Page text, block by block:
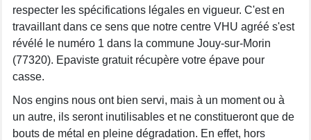
respecter les spécifications légales en vigueur. C'est en
travaillant dans ce sens que notre centre VHU agréé s'est
révélé le numéro 1 dans la commune Jouy-sur-Morin
(77320). Epaviste gratuit récupère votre épave pour
casse.
Nos engins nous ont bien servi, mais à un moment ou à
un autre, ils seront inutilisables et ne constitueront que de
bouts de métal en pleine dégradation. En effet, hors